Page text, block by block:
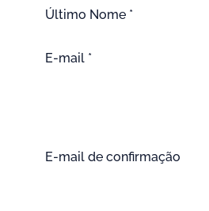
Último Nome *
E-mail *
E-mail de confirmação